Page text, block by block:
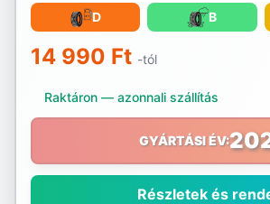
D B
14 990 Ft -tól
Raktáron — azonnali szállítás
GYÁRTÁSI ÉV:
Részletek és